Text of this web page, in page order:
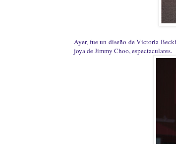
Ayer, fue un diseño de Victoria
joya de Jimmy Choo, espectaculares.